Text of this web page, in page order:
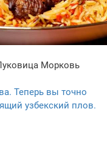
Морковь
Теперь вы точно
узбекский плов.